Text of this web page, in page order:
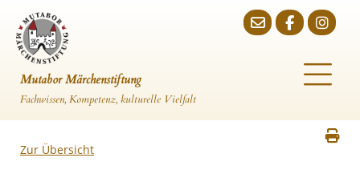
Mutabor Märchenstiftung
Fachwissen, Kompetenz, kulturelle Vielfalt
Zur Übersicht